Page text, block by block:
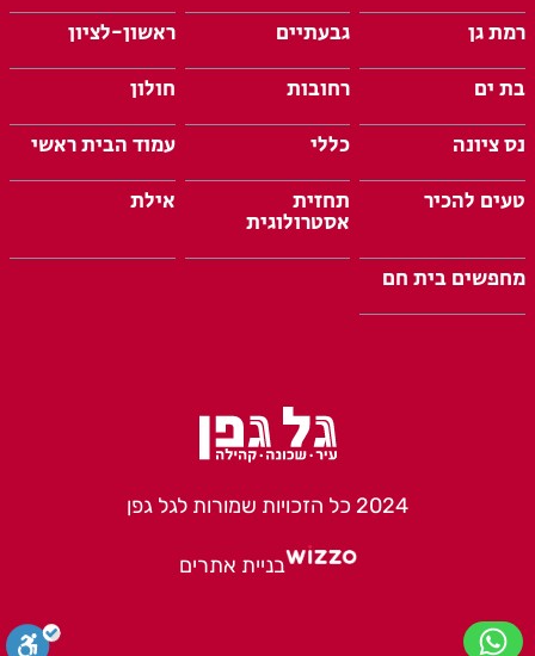
רמת גן
גבעתיים
ראשון-לציון
בת ים
רחובות
חולון
נס ציונה
כללי
עמוד הבית ראשי
טעים להכיר
תחזית
אסטרולוגית
אילת
מחפשים בית חם
2024 כל הזכויות שמורות לגל גפן
בניית אתרים